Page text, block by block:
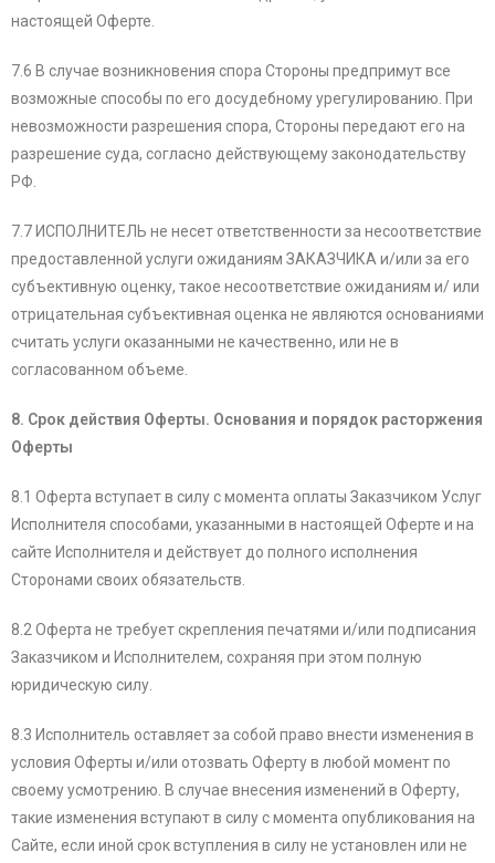
настоящей Оферте.
7.6 В случае возникновения спора Стороны предпримут все
возможные способы по его досудебному урегулированию. При
невозможности разрешения спора, Стороны передают его на
разрешение суда, согласно действующему законодательству
РФ.
7.7 ИСПОЛНИТЕЛЬ не несет ответственности за несоответствие
предоставленной услуги ожиданиям ЗАКАЗЧИКА и/или за его
субъективную оценку, такое несоответствие ожиданиям и/ или
отрицательная субъективная оценка не являются основаниями
считать услуги оказанными не качественно, или не в
согласованном объеме.
8. Срок действия Оферты. Основания и порядок расторжения
Оферты
8.1 Оферта вступает в силу с момента оплаты Заказчиком Услуг
Исполнителя способами, указанными в настоящей Оферте и на
сайте Исполнителя и действует до полного исполнения
Сторонами своих обязательств.
8.2 Оферта не требует скрепления печатями и/или подписания
Заказчиком и Исполнителем, сохраняя при этом полную
юридическую силу.
8.3 Исполнитель оставляет за собой право внести изменения в
условия Оферты и/или отозвать Оферту в любой момент по
своему усмотрению. В случае внесения изменений в Оферту,
такие изменения вступают в силу с момента опубликования на
Сайте, если иной срок вступления в силу не установлен или не